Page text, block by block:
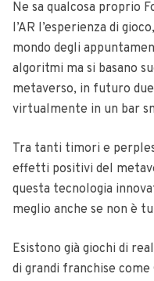
Ne sa qualcosa proprio
l’AR l’esperienza di
mondo degli
algoritmi ma si basano
metaverso, in futuro
virtualmente in un bar
Tra tanti timori e
effetti positivi del
questa tecnologia
meglio anche se non è
Esistono già giochi di
di grandi franchise